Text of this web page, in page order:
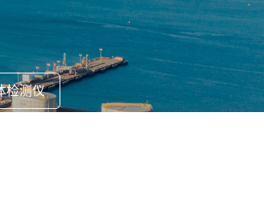
检测仪